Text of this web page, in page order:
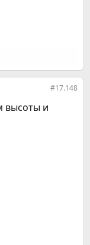
#17.148
высоты и